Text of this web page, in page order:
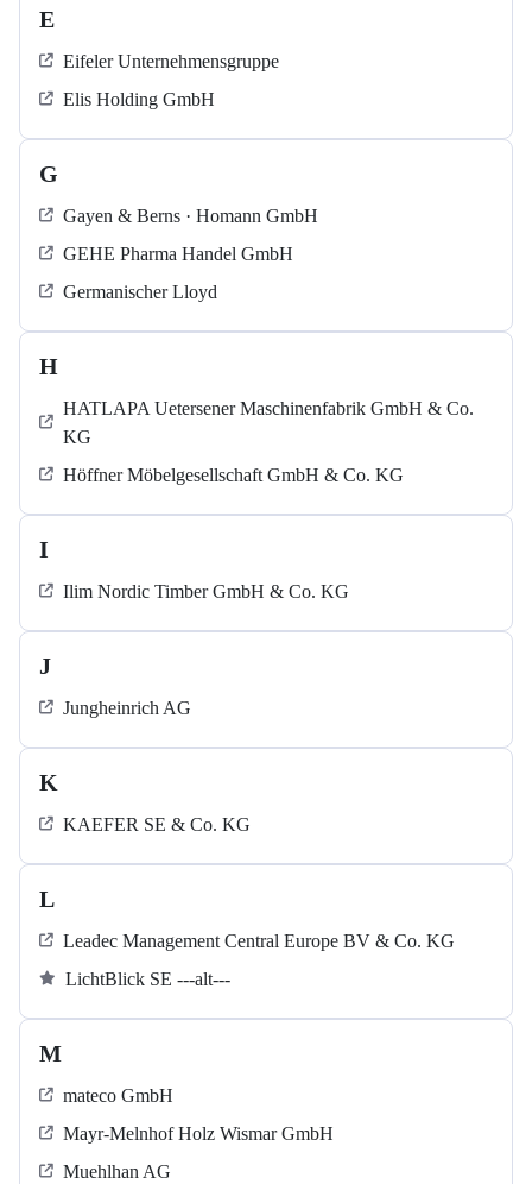
E
Eifeler Unternehmensgruppe
Elis Holding GmbH
G
Gayen & Berns · Homann GmbH
GEHE Pharma Handel GmbH
Germanischer Lloyd
H
HATLAPA Uetersener Maschinenfabrik GmbH & Co.
KG
Höffner Möbelgesellschaft GmbH & Co. KG
I
Ilim Nordic Timber GmbH & Co. KG
J
Jungheinrich AG
K
KAEFER SE & Co. KG
L
Leadec Management Central Europe BV & Co. KG
LichtBlick SE ---alt---
M
mateco GmbH
Mayr-Melnhof Holz Wismar GmbH
Muehlhan AG